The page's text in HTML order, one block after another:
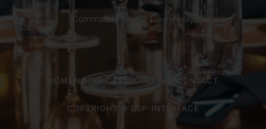
Commander avec Take-Away
HOME NOTRE CARTEGALLERIE CONTACT
COPYRIGHT © DSP-INTERFACE